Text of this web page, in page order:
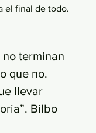
el final de todo.
que no.
llevar
Bilbo